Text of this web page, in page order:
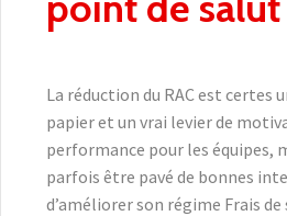
La réduction du RAC est certes
papier et un vrai levier de
performance pour les équipes,
parfois être pavé de bonnes
d’améliorer son régime Frais